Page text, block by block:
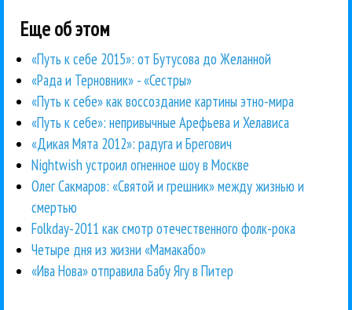
Еще об этом
«Путь к себе 2015»: от Бутусова до Желанной
«Рада и Терновник» - «Сестры»
«Путь к себе» как воссоздание картины этно-мира
«Путь к себе»: непривычные Арефьева и Хелависа
«Дикая Мята 2012»: радуга и Брегович
Nightwish устроил огненное шоу в Москве
Олег Сакмаров: «Святой и грешник» между жизнью и
смертью
Folkday-2011 как смотр отечественного фолк-рока
Четыре дня из жизни «Мамакабо»
«Ива Нова» отправила Бабу Ягу в Питер